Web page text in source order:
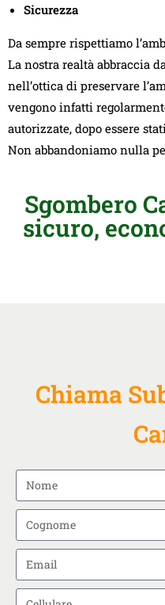
Sicurezza
Da sempre rispettiamo
La nostra realtà abbraccia
nell’ottica di preservare
vengono infatti
autorizzate, dopo essere
Non abbandoniamo nulla
Sgombero
sicuro,
Chiama